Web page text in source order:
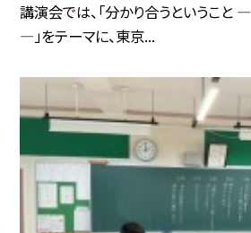
講演会では、「分かり合うということ
―」をテーマに、東京...